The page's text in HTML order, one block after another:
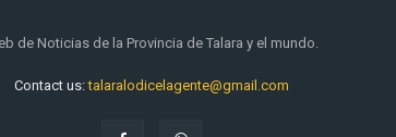
de Noticias de la Provincia de Talara y el mundo.
Contact us:talaralodicelagente@gmail.com